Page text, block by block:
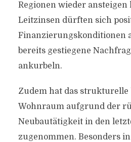
Regionen wieder ansteigen
Leitzinsen dürften sich
Finanzierungskonditionen
bereits gestiegene
ankurbeln.
Zudem hat das strukturelle
Wohnraum aufgrund der
Neubautätigkeit in den
zugenommen. Besonders